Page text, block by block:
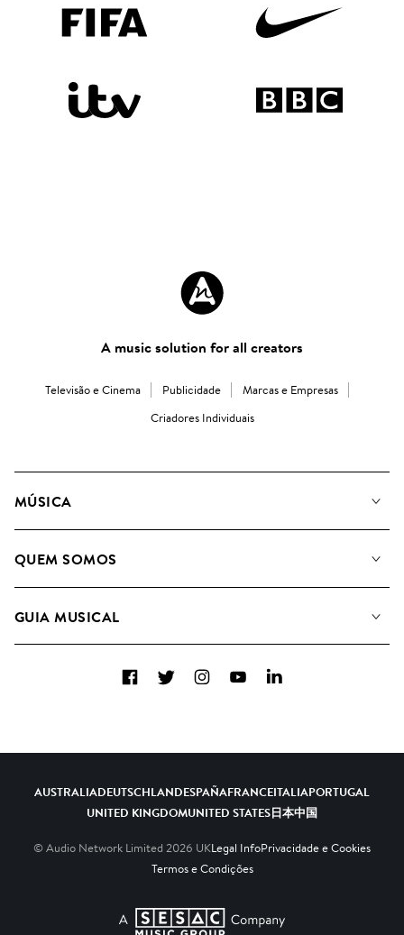
A music solution for all creators
Televisão e Cinema Publicidade
Marcas e Empresas
Criadores Individuais
MÚSICA
Pesquisar
QUEM SOMOS
Como usamos a IA
GUIA MUSICAL
FacebookTwitterInstagramYouTubeLinkedIn
AUSTRALIADEUTSCHLANDESPAÑAFRANCEITALIAPORTUGAL
UNITED KINGDOMUNITED STATES日本中国
© Audio Network Limited 2026 UKLegal InfoPrivacidade e Cookies
Termos e Condições
A SESAC Company